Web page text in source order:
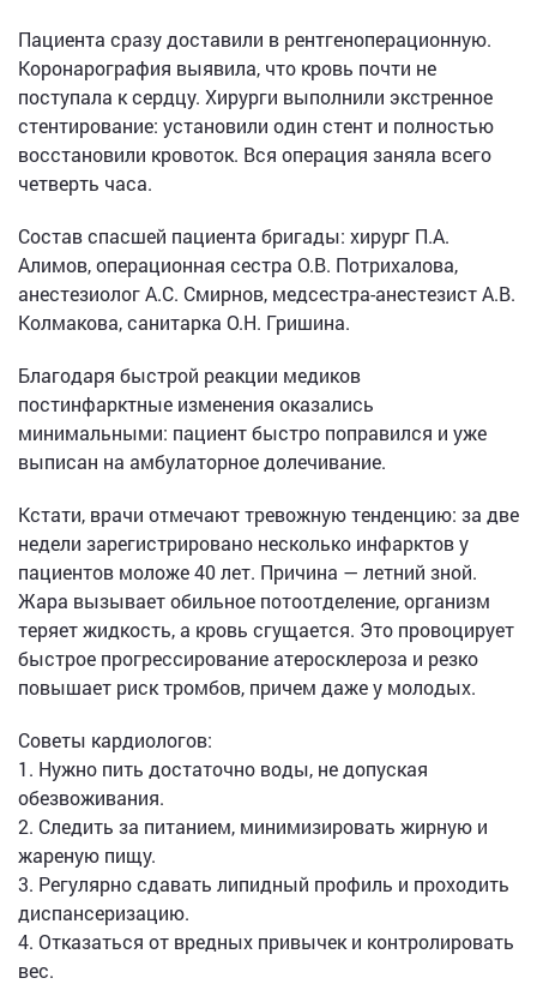
Пациента сразу доставили в рентгеноперационную.
Коронарография выявила, что кровь почти не
поступала к сердцу. Хирурги выполнили экстренное
стентирование: установили один стент и полностью
восстановили кровоток. Вся операция заняла всего
четверть часа.
Состав спасшей пациента бригады: хирург П.А.
Алимов, операционная сестра О.В. Потрихалова,
анестезиолог А.С. Смирнов, медсестра-анестезист А.В.
Колмакова, санитарка О.Н. Гришина.
Благодаря быстрой реакции медиков
постинфарктные изменения оказались
минимальными: пациент быстро поправился и уже
выписан на амбулаторное долечивание.
Кстати, врачи отмечают тревожную тенденцию: за две
недели зарегистрировано несколько инфарктов у
пациентов моложе 40 лет. Причина — летний зной.
Жара вызывает обильное потоотделение, организм
теряет жидкость, а кровь сгущается. Это провоцирует
быстрое прогрессирование атеросклероза и резко
повышает риск тромбов, причем даже у молодых.
Советы кардиологов:
1. Нужно пить достаточно воды, не допуская
обезвоживания.
2. Следить за питанием, минимизировать жирную и
жареную пищу.
3. Регулярно сдавать липидный профиль и проходить
диспансеризацию.
4. Отказаться от вредных привычек и контролировать
вес.